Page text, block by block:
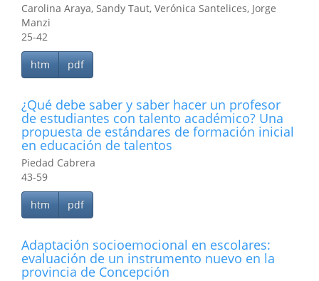
Carolina Araya, Sandy Taut, Verónica Santelices, Jorge
Manzi
25-42
htm pdf
¿Qué debe saber y saber hacer un profesor
de estudiantes con talento académico? Una
propuesta de estándares de formación inicial
en educación de talentos
Piedad Cabrera
43-59
htm pdf
Adaptación socioemocional en escolares:
evaluación de un instrumento nuevo en la
provincia de Concepción